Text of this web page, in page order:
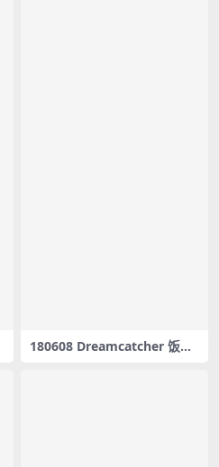
180608 Dreamcatcher 饭拍